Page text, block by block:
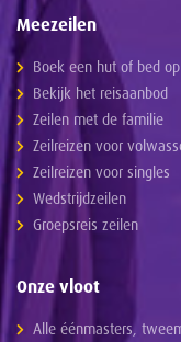
Meezeilen
Boek een hut of bed
Bekijk het reisaanbod
Zeilen met de familie
Zeilreizen voor
Zeilreizen voor singles
Wedstrijdzeilen
Groepsreis zeilen
Onze vloot
Alle éénmasters,